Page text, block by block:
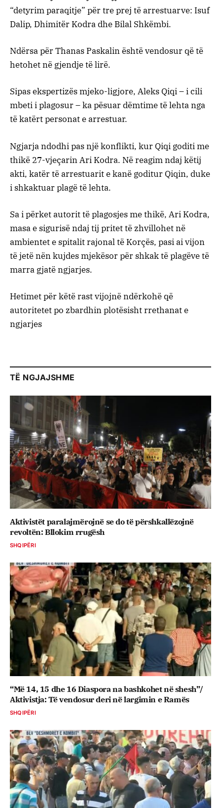
“detyrim paraqitje” për tre prej të arrestuarve: Isuf
Dalip, Dhimitër Kodra dhe Bilal Shkëmbi.
Ndërsa për Thanas Paskalin është vendosur që të
hetohet në gjendje të lirë.
Sipas ekspertizës mjeko-ligjore, Aleks Qiqi – i cili
mbeti i plagosur – ka pësuar dëmtime të lehta nga
të katërt personat e arrestuar.
Ngjarja ndodhi pas një konflikti, kur Qiqi goditi me
thikë 27-vjeçarin Ari Kodra. Në reagim ndaj këtij
akti, katër të arrestuarit e kanë goditur Qiqin, duke
i shkaktuar plagë të lehta.
Sa i përket autorit të plagosjes me thikë, Ari Kodra,
masa e sigurisë ndaj tij pritet të zhvillohet në
ambientet e spitalit rajonal të Korçës, pasi ai vijon
të jetë nën kujdes mjekësor për shkak të plagëve të
marra gjatë ngjarjes.
Hetimet për këtë rast vijojnë ndërkohë që
autoritetet po zbardhin plotësisht rrethanat e
ngjarjes
TË NGJAJSHME
Aktivistët paralajmërojnë se do të përshkallëzojnë
revoltën: Bllokim rrugësh
SHQIPËRI
“Më 14, 15 dhe 16 Diaspora na bashkohet në shesh”/
Aktivistja: Të vendosur deri në largimin e Ramës
SHQIPËRI